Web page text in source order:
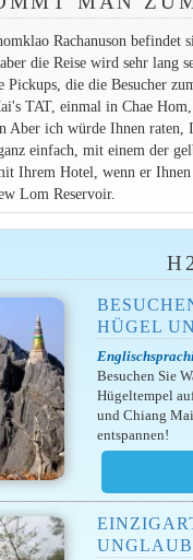
Rachanuson befindet
die Reise wird sehr lang
Pickups, die die Besucher
TAT, einmal in Chae
ich würde Ihnen raten,
einfach, mit einem der
Ihrem Hotel, wenn er
Lom Reservoir.
HÜGEL
Besuchen Sie
Hügeltempel
und Chiang
entspannen!